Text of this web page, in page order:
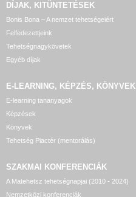
DÍJAK, KITÜNTETÉSEK
Bonis Bona – A nemzet tehetségeiért
Felfedezettjeink
Tehetségnagykövetek
Egyéb díjak
E-LEARNING, KÉPZÉS, KÖNYVEK
E-learning tananyagok
Képzések
Könyvek
Tehetség Piactér (mentorálás)
SZAKMAI KONFERENCIÁK
A Matehetsz tehetségnapjai (2010 - 2024)
Nemzetközi konferenciák